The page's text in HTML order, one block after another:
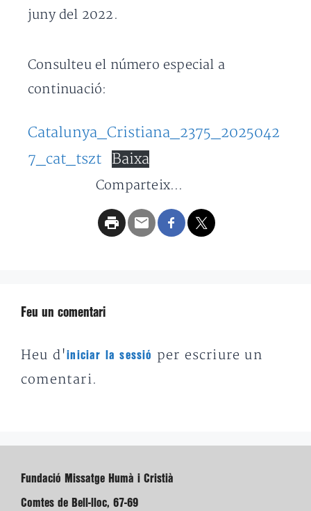
juny del 2022.
Consulteu el número especial a
continuació:
Catalunya_Cristiana_2375_2025042
7_cat_tszt
Baixa
Comparteix...
Feu un comentari
Heu d'iniciar la sessió
per escriure un
comentari.
Fundació Missatge Humà i Cristià
Comtes de Bell-lloc, 67-69